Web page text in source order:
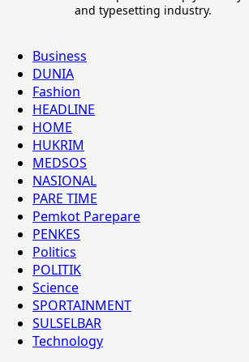
and typesetting industry.
Business
DUNIA
Fashion
HEADLINE
HOME
HUKRIM
MEDSOS
NASIONAL
PARE TIME
Pemkot Parepare
PENKES
Politics
POLITIK
Science
SPORTAINMENT
SULSELBAR
Technology